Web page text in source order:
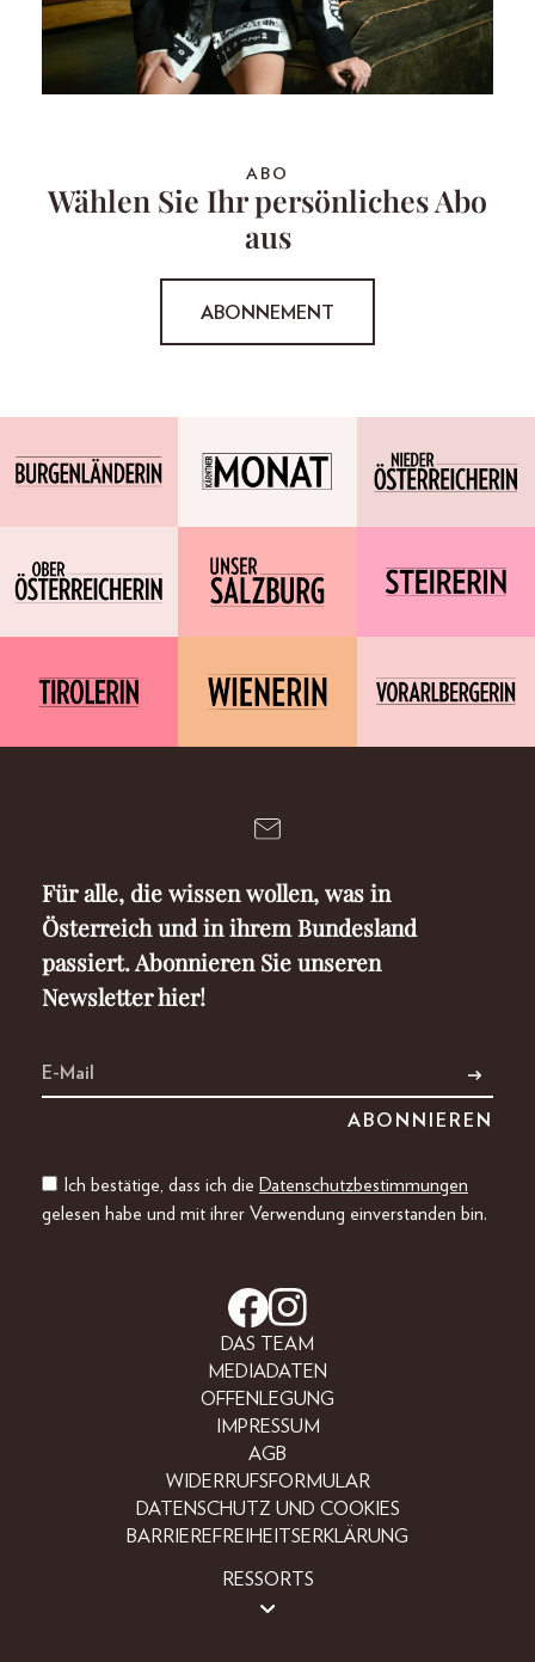
ABO
Wählen Sie Ihr persönliches Abo
aus
ABONNEMENT
Für alle, die wissen wollen, was in
Österreich und in ihrem Bundesland
passiert. Abonnieren Sie unseren
Newsletter hier!
Ich bestätige, dass ich die Datenschutzbestimmungen
gelesen habe und mit ihrer Verwendung einverstanden bin.
DAS TEAM
MEDIADATEN
OFFENLEGUNG
IMPRESSUM
AGB
WIDERRUFSFORMULAR
DATENSCHUTZ UND COOKIES
BARRIEREFREIHEITSERKLÄRUNG
RESSORTS